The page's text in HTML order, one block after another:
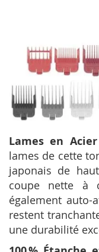
Lames en
lames de cette
japonais de
coupe nette à
également auto-
restent
une durabilité